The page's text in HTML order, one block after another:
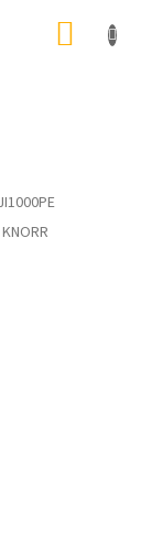
KNORR